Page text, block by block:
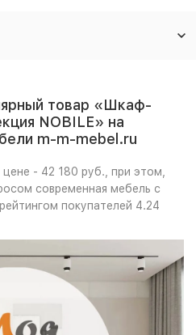
товар «Шкаф-
NOBILE» на
m-m-mebel.ru
- 42 180 руб., при этом,
современная мебель с
покупателей 4.24